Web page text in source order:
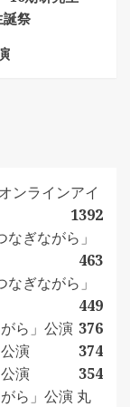
誕祭
ンラインアイ
1392
ぎながら」
463
ぎながら」
449
ら」公演 376
演
374
演
354
ら」公演 丸